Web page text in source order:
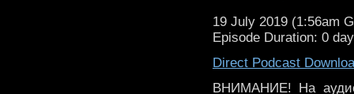
19 July 2019 (1:56am
Episode Duration: 0
Direct Podcast
ВНИМАНИЕ! На